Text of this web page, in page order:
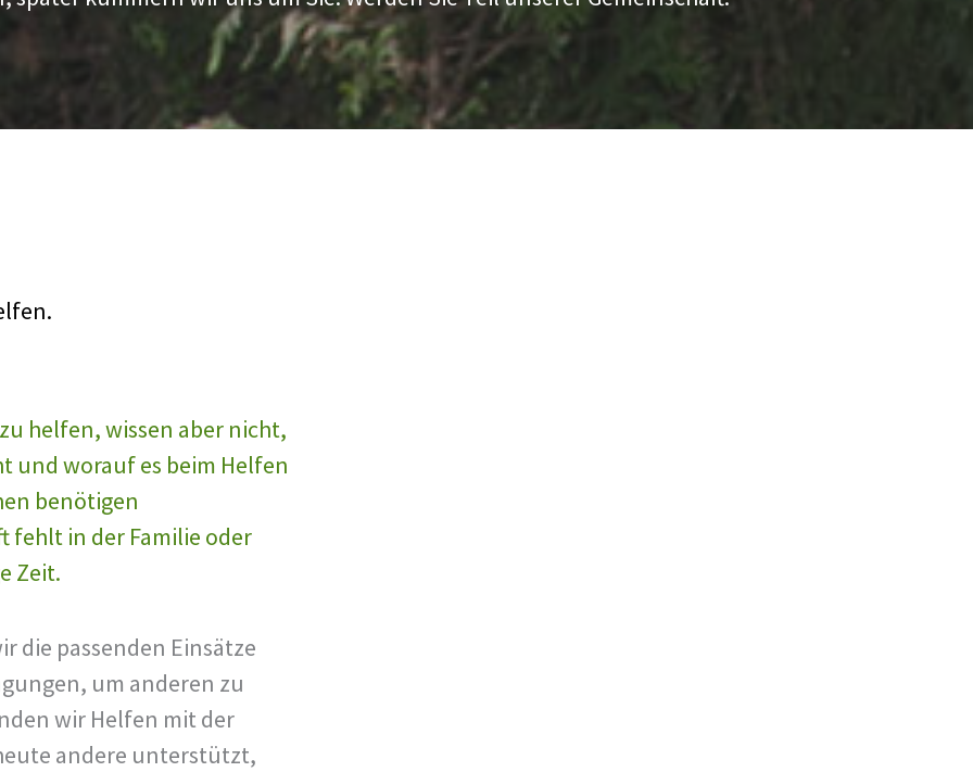
helfen, wissen aber nicht,
und worauf es beim Helfen
benötigen
fehlt in der Familie oder
Zeit.
die passenden Einsätze
um anderen zu
wir Helfen mit der
andere unterstützt,